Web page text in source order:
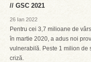
// GSC 2021
26 Ian 2022
Pentru cei 3,7 milioane de
în martie 2020, a adus noi
vulnerabilă. Peste 1 milion de
criză.